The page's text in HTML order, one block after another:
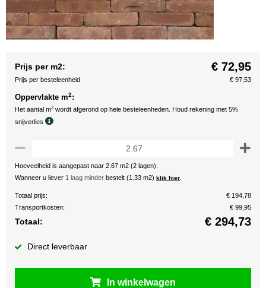
Prijs per m2: € 72,95
Prijs per besteleenheid € 97,53
Oppervlakte m2:
Het aantal m2 wordt afgerond op hele besteleenheden. Houd rekening met 5%
snijverlies
Hoeveelheid is aangepast naar 2.67 m2 (2 lagen).
Wanneer u liever 1 laag minder bestelt (1.33 m2) klik hier
Totaal prijs:
€ 194,78
Transportkosten:
€ 99,95
Totaal: € 294,73
Direct leverbaar
In winkelwagen